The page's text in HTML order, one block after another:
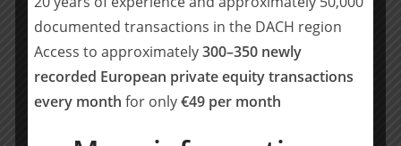
Team Anchor:
Rechtsanwältin Sarah Wolf, vorläufige
Insolvenzverwalterin
Rechtsanwältin Nicole Ulfkotte-Bohnke
Rechtsanwältin Nicole Scholle
documented transactions in the DACH region
Access to approximately300–350 newly
recorded European private equity transactions
every month for only€49 per month